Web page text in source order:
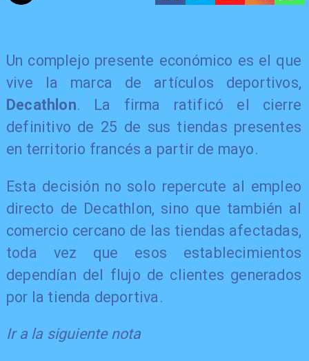
Un complejo presente económico es el que
vive la marca de artículos deportivos,
Decathlon. La firma ratificó el cierre
definitivo de 25 de sus tiendas presentes
en territorio francés a partir de mayo.
Esta decisión no solo repercute al empleo
directo de Decathlon, sino que también al
comercio cercano de las tiendas afectadas,
toda vez que esos establecimientos
dependían del flujo de clientes generados
por la tienda deportiva.
Ir a la siguiente nota